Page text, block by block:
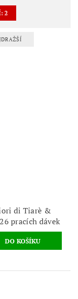
2
di Tiarè &
pracích dávek